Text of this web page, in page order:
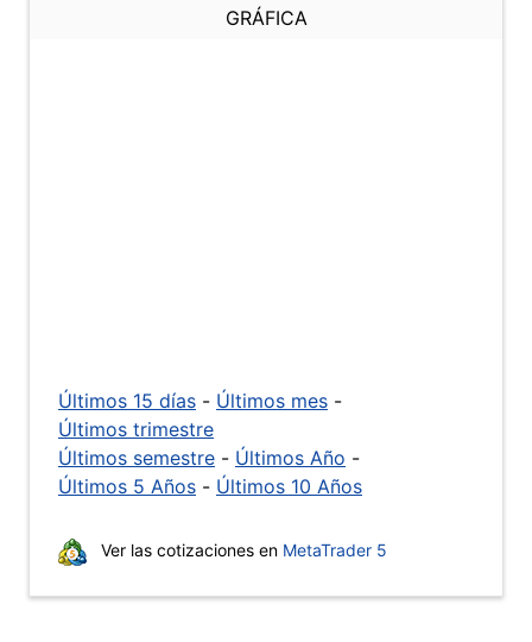
GRÁFICA
Últimos 15 días - Últimos mes -
Últimos trimestre
Últimos semestre - Últimos Año -
Últimos 5 Años - Últimos 10 Años
Ver las cotizaciones en MetaTrader 5